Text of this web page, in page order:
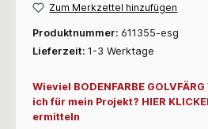
Zum Merkzettel hinzufügen
Produktnummer: 611355-esg
Lieferzeit: 1-3 Werktage
Wieviel BODENFARBE
ich für mein Projekt? HIER
ermitteln